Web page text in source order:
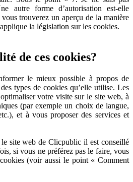
autre forme d’autorisation est-elle
trouverez un aperçu de la manière
la législation sur les cookies.
de ces cookies?
le mieux possible à propos de
types de cookies qu’elle utilise. Les
votre visite sur le site web, à
(par exemple un choix de langue,
et à vous proposer des services et
site web de Clicpublic il est conseillé
si vous ne préférez pas le faire, vous
(voir aussi le point « Comment